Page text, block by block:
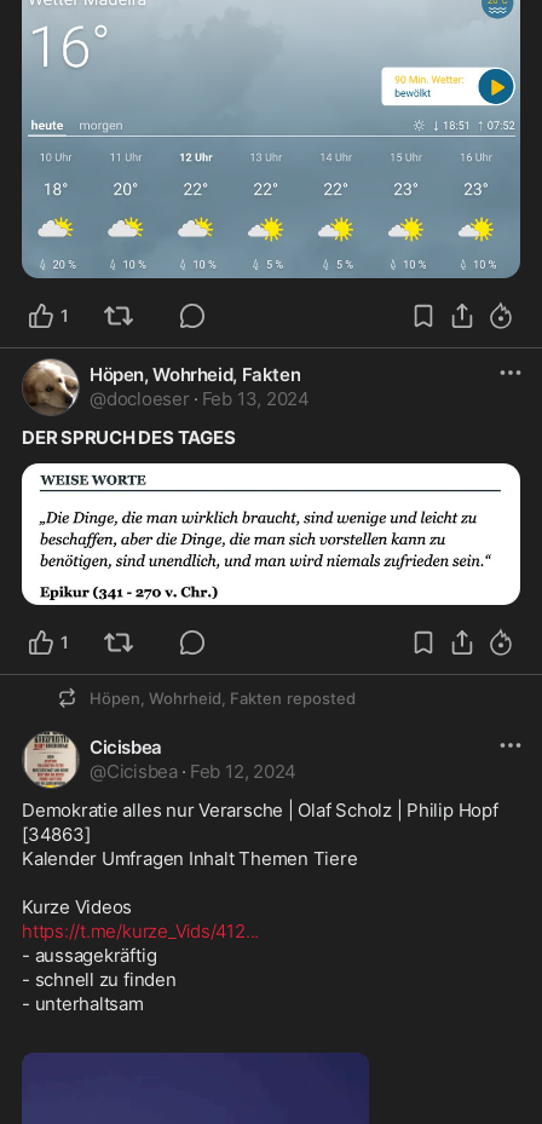
1
Höpen, Wohrheid, Fakten
@docloeser · Feb 13, 2024
DER SPRUCH DES TAGES
1
Höpen, Wohrheid, Fakten reposted
Cicisbea
@Cicisbea · Feb 12, 2024
Demokratie alles nur Verarsche | Olaf Scholz | Philip Hopf
[34863]
Kalender Umfragen Inhalt Themen Tiere
https://t.me/kurze_Vids/412...
- aussagekräftig
- schnell zu finden
- unterhaltsam